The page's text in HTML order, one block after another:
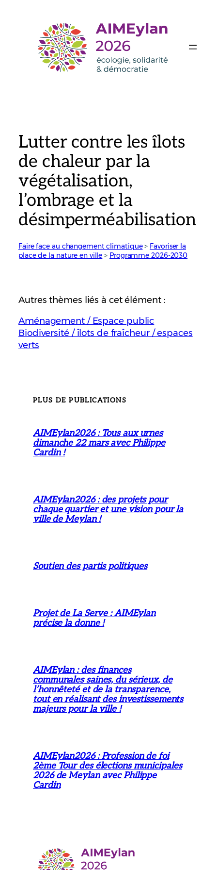
Lutter contre les îlots
de chaleur par la
végétalisation,
l’ombrage et la
désimperméabilisation
Faire face au changement climatique > Favoriser la
place de la nature en ville > Programme 2026-2030
Autres thèmes liés à cet élément :
Aménagement / Espace public
Biodiversité / îlots de fraîcheur / espaces
verts
PLUS DE PUBLICATIONS
AIMEylan2026 : Tous aux urnes
dimanche 22 mars avec Philippe
Cardin !
AIMEylan2026 : des projets pour
chaque quartier et une vision pour la
ville de Meylan !
Soutien des partis politiques
Projet de La Serve : AIMEylan
précise la donne !
AIMEylan : des finances
communales saines, du sérieux, de
l’honnêteté et de la transparence,
tout en réalisant des investissements
majeurs pour la ville !
AIMEylan2026 : Profession de foi
2ème Tour des élections municipales
2026 de Meylan avec Philippe
Cardin